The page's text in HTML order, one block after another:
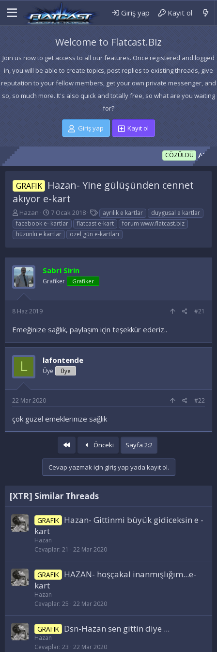
Giriş yap Kayıt ol
Welcome to Flatcast.Biz
Join us now to get access to all our features. Once registered and logged
in, you will be able to create topics, post replies to existing threads, give
reputation to your fellow members, get your own private messenger, and
so, so much more. It's also quick and totally free, so what are you waiting
for?
Giriş yap Kayıt ol
CÖZÜLDÜ ALTIN
GRAFIK
Hazan- Yine gülüşünden cennet
akıyor e-kart
K
o
n
u
u
B
a
ş
l
a
t
a
Hazan
B
a
ş
l
n
ı
ç
a
i
i
7 Ocak 2018
E
t
i
k
t
ayrılık e kartlar
duygusal e kartlar
facebook e- kartlar
flatcast e-kart
forum www.flatcast.biz
hüzünlü e kartlar
özel gün e-kartları
Sabri Sirin
Grafiker Grafiker
8 Haz 2019 #21
Emeğinize sağlık, paylaşım için teşekkür ederiz..
L lafontende
Üye Üye
22 Mar 2020 #22
çok güzel emeklerinize sağlık
Önceki Sayfa 2:2
Cevap yazmak için giriş yap yada kayıt ol.
[XTR] Similar Threads
GRAFIK Hazan- Gittinmi büyük gidiceksin e -
kart
Hazan
Cevaplar 21 22 Mar 2020
GRAFIK HAZAN- hoşçakal inanmışlığım...e-
kart
Hazan
Cevaplar 25 22 Mar 2020
GRAFIK Dsn-Hazan sen gittin diye ...
Hazan
Cevaplar 23 22 Mar 2020